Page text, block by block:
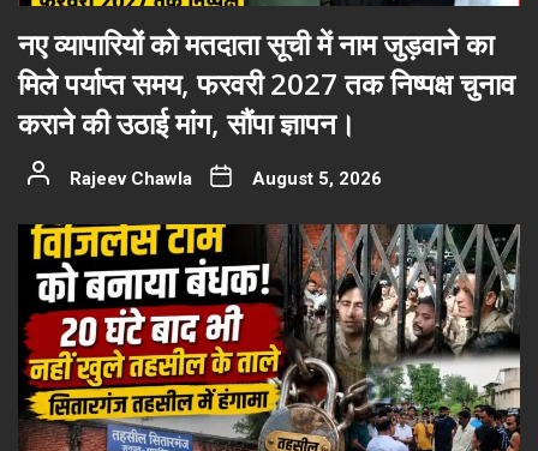
नए व्यापारियों को मतदाता सूची में नाम जुड़वाने का
मिले पर्याप्त समय, फरवरी 2027 तक निष्पक्ष चुनाव
कराने की उठाई मांग, सौंपा ज्ञापन।
Rajeev Chawla August 5, 2026